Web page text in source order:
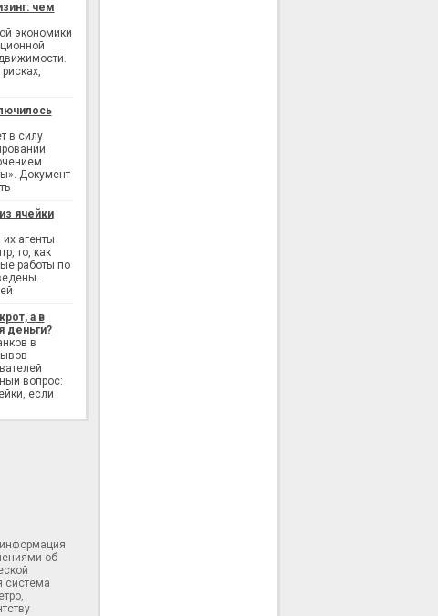
чем
экономики
в силу
Документ
ячейки
агенты
то, как
работы по
а в
деньги?
в
вопрос:
если
об
система